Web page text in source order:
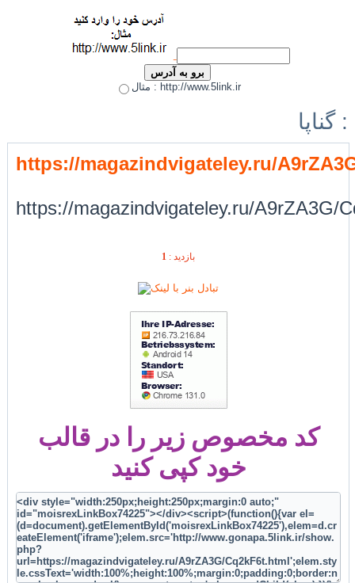
مثال : http://www.5link.ir
گناپا :
https://magazindvigateley.ru/
https://magazindvigateley.ru/A9rZA3G/
بازديد : 1
کد مخصوص زیر را در قالب
خود کپی کنید